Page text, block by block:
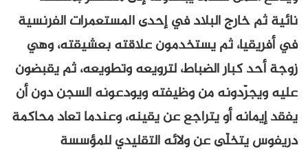
نائية ثم خارج البلاد في إحدى المستعمرات الفرنسية
في أفريقيا، ثم يستخدمون علاقته بعشيقته، وهي
زوجة أحد كبار الضباط، لترويعه وتطويعه، ثم يقبضون
عليه ويجرّدونه من وظيفته ويودعونه السجن دون أن
يفقد إيمانه أو يتراجع عن يقينه، وعندما تعاد محاكمة
دريفوس يتخلّى عن ولائه التقليدي للمؤسسة